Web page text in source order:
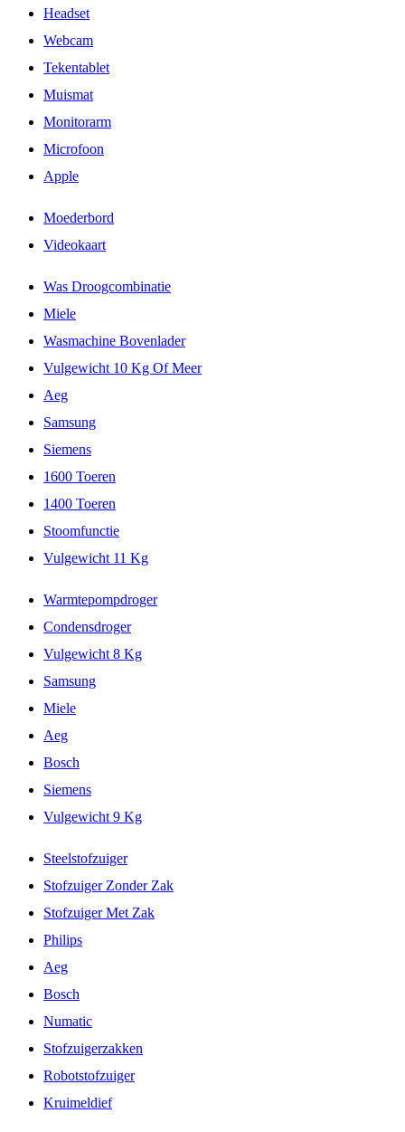
Headset
Webcam
Tekentablet
Muismat
Monitorarm
Microfoon
Apple
Moederbord
Videokaart
Was Droogcombinatie
Miele
Wasmachine Bovenlader
Vulgewicht 10 Kg Of Meer
Aeg
Samsung
Siemens
1600 Toeren
1400 Toeren
Stoomfunctie
Vulgewicht 11 Kg
Warmtepompdroger
Condensdroger
Vulgewicht 8 Kg
Samsung
Miele
Aeg
Bosch
Siemens
Vulgewicht 9 Kg
Steelstofzuiger
Stofzuiger Zonder Zak
Stofzuiger Met Zak
Philips
Aeg
Bosch
Numatic
Stofzuigerzakken
Robotstofzuiger
Kruimeldief